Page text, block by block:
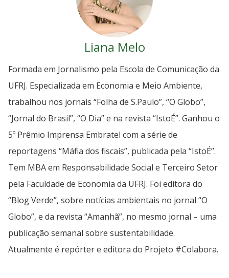
Liana Melo
Formada em Jornalismo pela Escola de Comunicação da
UFRJ. Especializada em Economia e Meio Ambiente,
trabalhou nos jornais “Folha de S.Paulo”, “O Globo”,
“Jornal do Brasil”, “O Dia” e na revista “IstoÉ”. Ganhou o
5º Prêmio Imprensa Embratel com a série de
reportagens “Máfia dos fiscais”, publicada pela “IstoÉ”.
Tem MBA em Responsabilidade Social e Terceiro Setor
pela Faculdade de Economia da UFRJ. Foi editora do
“Blog Verde”, sobre notícias ambientais no jornal “O
Globo”, e da revista “Amanhã”, no mesmo jornal – uma
publicação semanal sobre sustentabilidade.
Atualmente é repórter e editora do Projeto #Colabora.